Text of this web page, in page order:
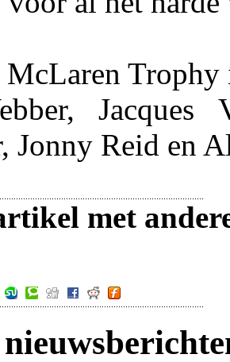
Trophy
Jacques
Jonny Reid en
met